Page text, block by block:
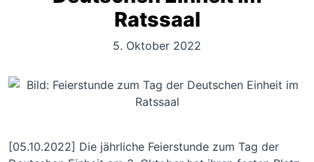
Ratssaal
5. Oktober 2022
[05.10.2022] Die jährliche Feierstunde zum Tag der